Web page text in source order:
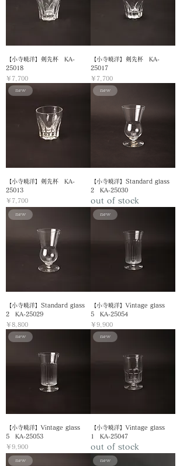
coicaru 松田 紗和
橋本 忍 小西 良
【小寺暁洋】剣先杯 KA-
25018
価格
￥7,700
【小寺暁洋】剣先杯 KA-
25017
価格
￥7,700
new
【小寺暁洋】剣先杯 KA-
25013
価格
￥7,700
new
【小寺暁洋】Standard glass
2 KA-25030
out of stock
new
【小寺暁洋】Standard glass
2 KA-25029
価格
￥8,800
new
【小寺暁洋】Vintage glass
5 KA-25054
価格
￥9,900
new
【小寺暁洋】Vintage glass
5 KA-25053
価格
￥9,900
new
【小寺暁洋】Vintage glass
1 KA-25047
out of stock
new new